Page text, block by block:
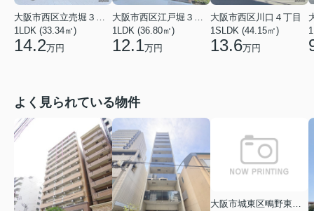
大阪市西区立売堀３丁目
1LDK (33.34㎡)
14.2万円
大阪市西区江戸堀３丁目
1LDK (36.80㎡)
12.1万円
大阪市西区川口４丁目
1SLDK (44.15㎡)
13.6万円
よく見られている物件
大阪市城東区鴫野東３丁目